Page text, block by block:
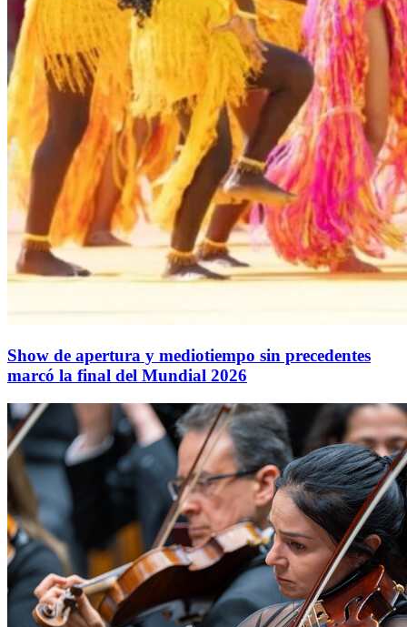
Show de apertura y mediotiempo sin precedentes
marcó la final del Mundial 2026